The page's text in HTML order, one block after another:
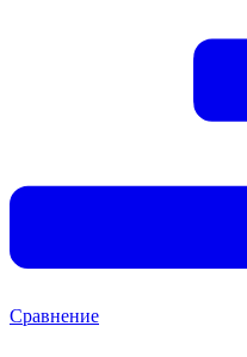
Сравнение